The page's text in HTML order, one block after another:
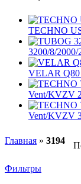
TECHNO
3200/8/2000/
VELAR Q80
Vent/KVZV
Vent/KVZV
Главная » 3194
Фильтры